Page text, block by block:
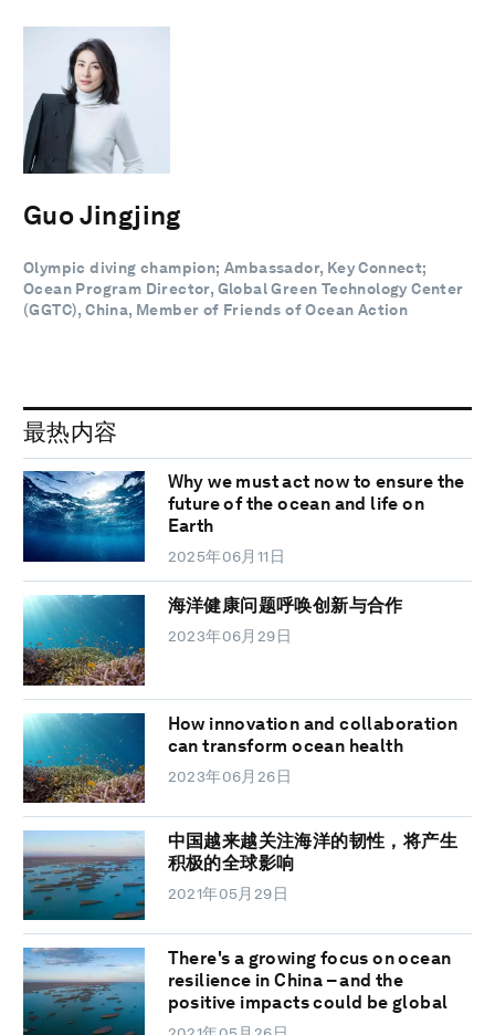
Guo Jingjing
Olympic diving champion; Ambassador, Key Connect;
Ocean Program Director, Global Green Technology Center
(GGTC), China, Member of Friends of Ocean Action
最热内容
Why we must act now to ensure the
future of the ocean and life on
Earth
2025年06月11日
海洋健康问题呼唤创新与合作
2023年06月29日
How innovation and collaboration
can transform ocean health
2023年06月26日
中国越来越关注海洋的韧性，将产生
积极的全球影响
2021年05月29日
There's a growing focus on ocean
resilience in China – and the
positive impacts could be global